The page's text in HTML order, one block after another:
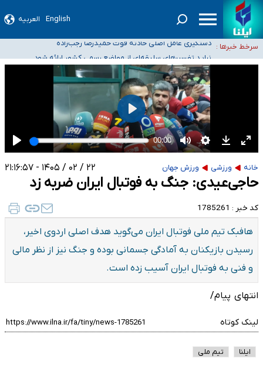
English العربیه
سرخط خبرها :
سیدحسن خمینی عزادار شد
آمار خودکشی نسبت به سال‌های قبل افزایش نیافته است
نباید تفسیرهای سلیقه‌ای از مواضع رسمی کشور ارائه شود
«زیرمیزی» برای داوطلبان پزشکی سراب است/ دریافت‌های غیرمتعارف در شأن پزشکی
و کشورمان نیست/ نظام سلامت جلوی این رویه را بگیرد
خانه ورزشی ورزش جهان ۲۲ / ۰۲ / ۱۴۰۵ - ۲۱:۱۶:۵۷
حاجی‌عیدی: جنگ به فوتبال ایران ضربه زد
کد خبر : 1785261
هافبک تیم ملی فوتبال ایران می‌گوید هدف اصلی اردوی اخیر،
رسیدن بازیکنان به آمادگی جسمانی بوده و جنگ نیز از نظر مالی
و فنی به فوتبال ایران آسیب زده است.
انتهای پیام/
لینک کوتاه
ایلنا تیم ملی